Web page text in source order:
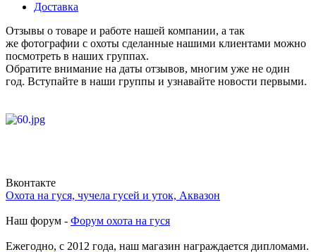
Доставка
Отзывы о товаре и работе нашей компании, а так
же фотографии с охоты сделанные нашими клиентами можно
посмотреть в наших группах.
Обратите внимание на даты отзывов, многим уже не один
год. Вступайте в наши группы и узнавайте новости первыми.
Вконтакте
Охота на гуся, чучела гусей и уток, Аквазон
Наш форум - Форум охота на гуся
Ежегодно, с 2012 года, наш магазин награждается дипломами.